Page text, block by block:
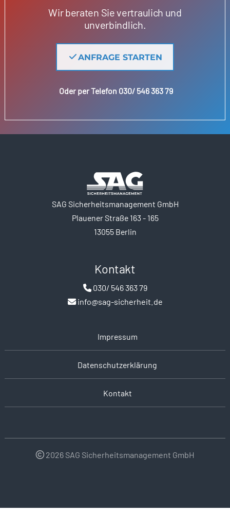
Wir beraten Sie vertraulich und
unverbindlich.
ANFRAGE STARTEN
Oder per Telefon 030/ 546 363 79
SAG Sicherheitsmanagement GmbH
Plauener Straße 163 - 165
13055 Berlin
Kontakt
030/ 546 363 79
info@sag-sicherheit.de
Impressum
Datenschutzerklärung
Kontakt
2026 SAG Sicherheitsmanagement GmbH